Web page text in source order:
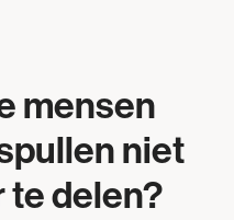
mensen
niet
te delen?